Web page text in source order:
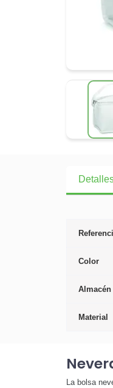
Color
Almacén
Material
La bolsa